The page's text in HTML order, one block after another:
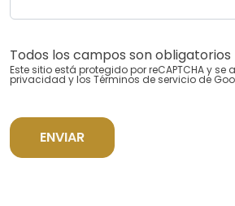
Todos los campos son obligatorios
Este sitio está protegido por reCAPTCHA y se
privacidad y los Términos de servicio de
ENVIAR